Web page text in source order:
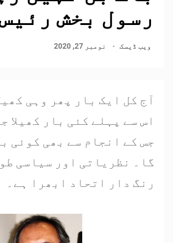
رسول بخش
ویب ڈیسک نومبر 27, 2020
آج کل ایک بار پھر وہی
اس سے پہلے کئی بار کھیلا
جس کے انجام سے بھی کوئی
گا۔ نظریاتی اور سیاسی
رنگ دار اتحاد ابھرا ہے۔